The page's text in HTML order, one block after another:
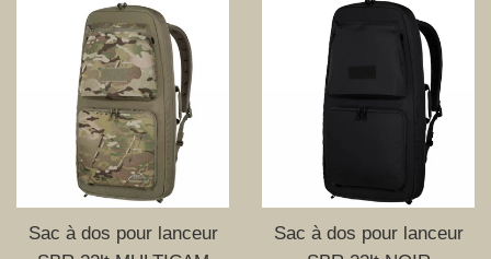
Sac à dos pour lanceur
Sac à dos pour lanceur